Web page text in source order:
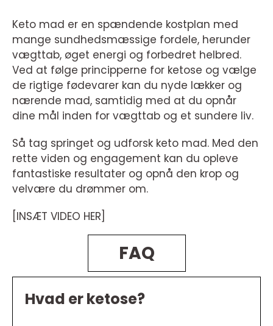
Keto mad er en spændende kostplan med
mange sundhedsmæssige fordele, herunder
vægttab, øget energi og forbedret helbred.
Ved at følge principperne for ketose og vælge
de rigtige fødevarer kan du nyde lækker og
nærende mad, samtidig med at du opnår
dine mål inden for vægttab og et sundere liv.
Så tag springet og udforsk keto mad. Med den
rette viden og engagement kan du opleve
fantastiske resultater og opnå den krop og
velvære du drømmer om.
[INSÆT VIDEO HER]
FAQ
Hvad er ketose?